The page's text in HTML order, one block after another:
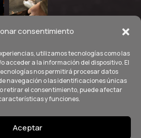
consentimiento
utilizamos tecnologías como las
acceder a la información del dispositivo. El
nos permitirá procesar datos
navegación o las identificaciones únicas
retirar el consentimiento, puede afectar
y funciones.
Aceptar